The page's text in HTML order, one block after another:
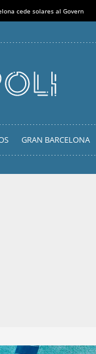
cede solares al Govern
GRAN BARCELONA